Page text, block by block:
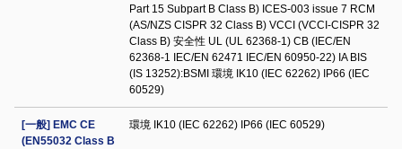
Part 15 Subpart B Class B) ICES-003 issue 7 RCM
(AS/NZS CISPR 32 Class B) VCCI (VCCI-CISPR 32
Class B) 安全性 UL (UL 62368-1) CB (IEC/EN
62368-1 IEC/EN 62471 IEC/EN 60950-22) IA BIS
(IS 13252):BSMI 環境 IK10 (IEC 62262) IP66 (IEC
60529)
[一般] EMC CE
(EN55032 Class B
環境 IK10 (IEC 62262) IP66 (IEC 60529)